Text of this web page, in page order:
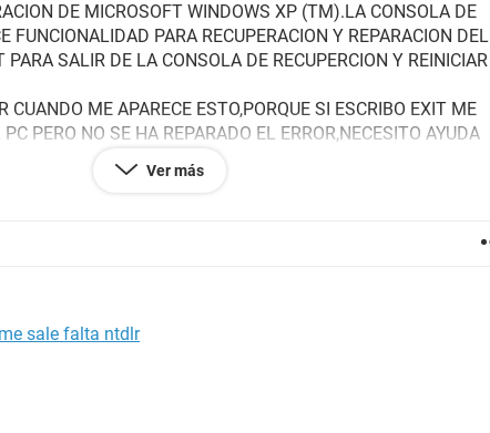
DE MICROSOFT WINDOWS XP (TM).LA CONSOLA DE
FUNCIONALIDAD PARA RECUPERACION Y REPARACION DEL
SALIR DE LA CONSOLA DE RECUPERCION Y REINICIAR
CUANDO ME APARECE ESTO,PORQUE SI ESCRIBO EXIT ME
PERO NO SE HA REPARADO EL ERROR,NECESITO AYUDA
Ver más
sale falta ntdlr